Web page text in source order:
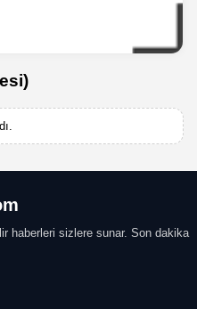
haberleri sizlere sunar. Son dakika